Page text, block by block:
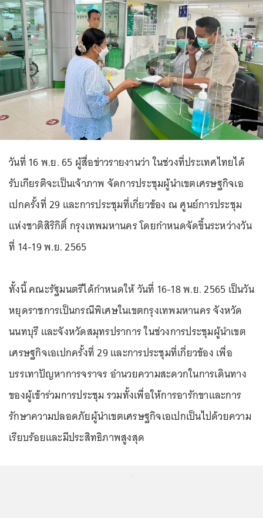
วันที่ 16 พ.ย. 65 ผู้สื่อข่าวรายงานว่า ในช่วงที่ประเทศไทยได้
รับเกียรติจะเป็นเจ้าภาพ จัดการประชุมผู้นำเขตเศรษฐกิจเอ
เปกครั้งที่ 29 และการประชุมที่เกี่ยวข้อง ณ ศูนย์การประชุม
แห่งชาติสิริกิติ์ กรุงเทพมหานคร โดยกำหนดจัดขึ้นระหว่างวัน
ที่ 14-19 พ.ย. 2565
ทั้งนี้ คณะรัฐมนตรีได้กำหนดให้ วันที่ 16-18 พ.ย. 2565 เป็นวัน
หยุดราชการเป็นกรณีพิเศษในเขตกรุงเทพมหานคร จังหวัด
นนทบุรี และจังหวัดสมุทรปราการ ในช่วงการประชุมผู้นำเขต
เศรษฐกิจเอเปกครั้งที่ 29 และการประชุมที่เกี่ยวข้อง เพื่อ
บรรเทาปัญหาการจราจร อำนวยความสะดวกในการเดินทาง
ของผู้เข้าร่วมการประชุม รวมทั้งเพื่อให้การอารักขาและการ
รักษาความปลอดภัยผู้นำเขตเศรษฐกิจเอเปกเป็นไปด้วยความ
เรียบร้อยและมีประสิทธิภาพสูงสุด